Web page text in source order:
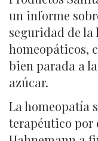
un informe
seguridad de la
homeopáticos,
bien parada a
azúcar.
La homeopatía
terapéutico por